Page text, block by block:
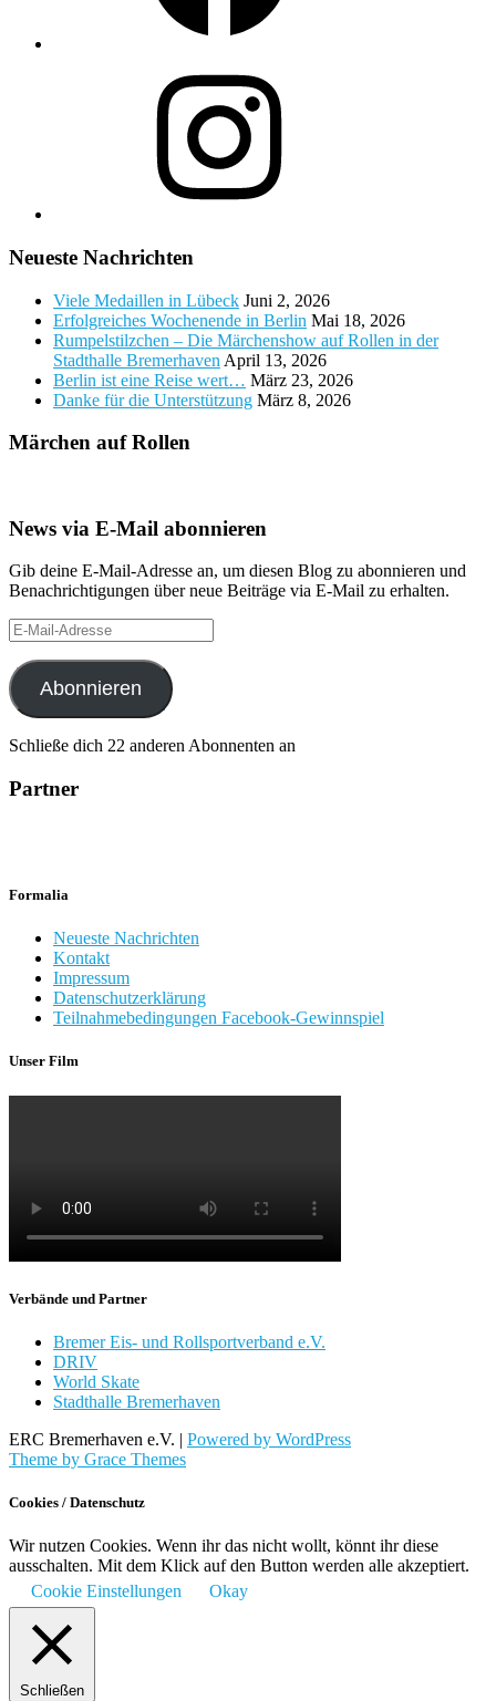
Neueste Nachrichten
Viele Medaillen in Lübeck Juni 2, 2026
Erfolgreiches Wochenende in Berlin Mai 18, 2026
Rumpelstilzchen – Die Märchenshow auf Rollen in der
Stadthalle Bremerhaven April 13, 2026
Berlin ist eine Reise wert… März 23, 2026
Danke für die Unterstützung März 8, 2026
Märchen auf Rollen
News via E-Mail abonnieren
Gib deine E-Mail-Adresse an, um diesen Blog zu abonnieren und
Benachrichtigungen über neue Beiträge via E-Mail zu erhalten.
E-
Mail-
Adresse
Abonnieren
Schließe dich 22 anderen Abonnenten an
Partner
Formalia
Neueste Nachrichten
Kontakt
Impressum
Datenschutzerklärung
Teilnahmebedingungen Facebook-Gewinnspiel
Unser Film
Verbände und Partner
Bremer Eis- und Rollsportverband e.V.
DRIV
World Skate
Stadthalle Bremerhaven
ERC Bremerhaven e.V. | Powered by WordPress
Theme by Grace Themes
Cookies / Datenschutz
Wir nutzen Cookies. Wenn ihr das nicht wollt, könnt ihr diese
ausschalten. Mit dem Klick auf den Button werden alle akzeptiert.
Cookie Einstellungen
Okay
Schließen